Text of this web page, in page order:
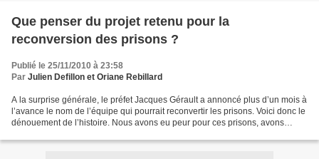
Que penser du projet retenu pour la
reconversion des prisons ?
Publié le 25/11/2010 à 23:58
Par Julien Defillon et Oriane Rebillard
A la surprise générale, le préfet Jacques Gérault a annoncé plus d’un mois à
l’avance le nom de l’équipe qui pourrait reconvertir les prisons. Voici donc le
dénouement de l’histoire. Nous avons eu peur pour ces prisons, avons